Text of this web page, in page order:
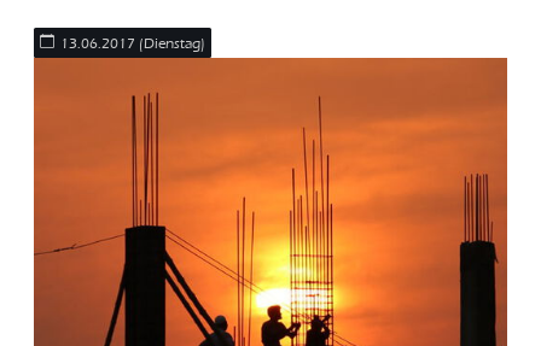
13.06.2017 (Dienstag)